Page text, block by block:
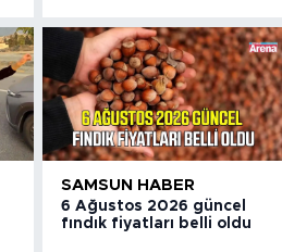
SAMSUN HABER
6 Ağustos 2026 güncel
fındık fiyatları belli oldu